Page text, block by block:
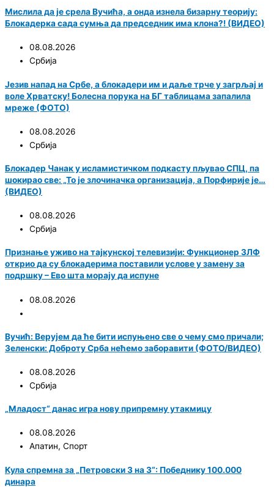
Мислила да је срела Вучића, а онда изнела бизарну теорију:
Блокадерка сада сумња да председник има клона?! (ВИДЕО)
08.08.2026
Србија
Језив напад на Србе, а блокадери им и даље трче у загрљај и
воле Хрватску! Болесна порука на БГ таблицама запалила
мреже (ФОТО)
08.08.2026
Србија
Блокадер Чанак у исламистичком подкасту пљувао СПЦ, па
шокирао све: „То је злочиначка организација, а Порфирије је…
(ВИДЕО)
08.08.2026
Србија
Признање уживо на тајкунској телевизији: Функционер ЗЛФ
открио да су блокадерима поставили услове у замену за
подршку – Ево шта морају да испуне
08.08.2026
Вучић: Верујем да ће бити испуњено све о чему смо причали;
Зеленски: Доброту Срба нећемо заборавити (ФОТО/ВИДЕО)
08.08.2026
Србија
„Младост“ данас игра нову припремну утакмицу
08.08.2026
Апатин, Спорт
Кула спремна за „Петровски 3 на 3“: Победнику 100.000
динара